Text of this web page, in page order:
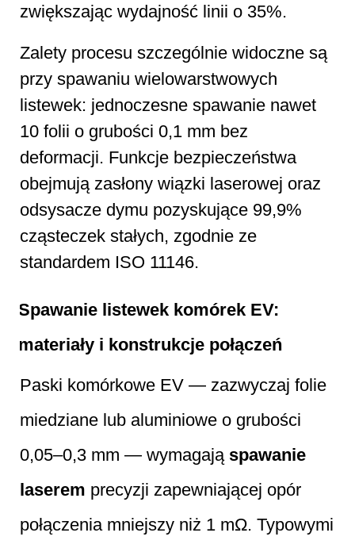
zwiększając wydajność linii o 35%.
Zalety procesu szczególnie widoczne są
przy spawaniu wielowarstwowych
listewek: jednoczesne spawanie nawet
10 folii o grubości 0,1 mm bez
deformacji. Funkcje bezpieczeństwa
obejmują zasłony wiązki laserowej oraz
odsysacze dymu pozyskujące 99,9%
cząsteczek stałych, zgodnie ze
standardem ISO 11146.
Spawanie listewek komórek EV:
materiały i konstrukcje połączeń
Paski komórkowe EV — zazwyczaj folie
miedziane lub aluminiowe o grubości
0,05–0,3 mm — wymagają spawanie
laserem precyzji zapewniającej opór
połączenia mniejszy niż 1 mΩ. Typowymi